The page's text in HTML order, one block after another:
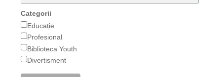
Categorii
Educație
Profesional
Biblioteca Youth
Divertisment